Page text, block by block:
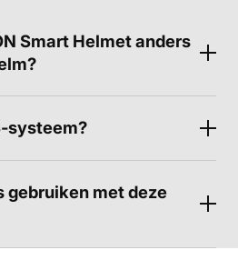
Smart Helmet anders
gebruiken met deze